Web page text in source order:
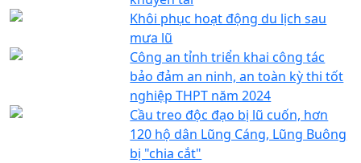
Khôi phục hoạt động du lịch sau
mưa lũ
Công an tỉnh triển khai công tác
bảo đảm an ninh, an toàn kỳ thi tốt
nghiệp THPT năm 2024
Cầu treo độc đạo bị lũ cuốn, hơn
120 hộ dân Lũng Cáng, Lũng Buông
bị "chia cắt"